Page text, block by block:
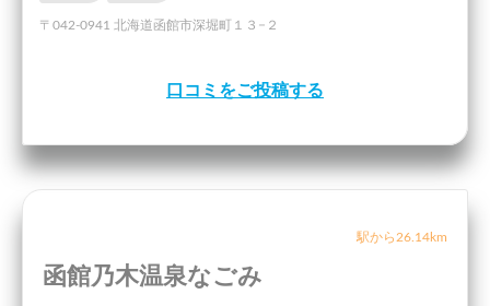
〒042-0941 北海道函館市深堀町１３−２
口コミをご投稿する
駅から26.14km
函館乃木温泉なごみ